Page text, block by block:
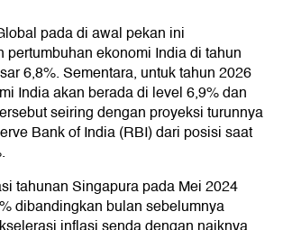
pada di awal pekan ini
pertumbuhan ekonomi India di tahun
6,8%. Sementara, untuk tahun 2026
India akan berada di level 6,9% dan
seiring dengan proyeksi turunnya
Bank of India (RBI) dari posisi saat
tahunan Singapura pada Mei 2024
dibandingkan bulan sebelumnya